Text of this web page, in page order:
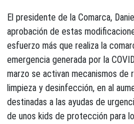
El presidente de la Comarca,
aprobación de estas
esfuerzo más que realiza la
emergencia generada por la
marzo se activan mecanismos de
limpieza y desinfección, en al
destinadas a las ayudas de
de unos kids de protección para